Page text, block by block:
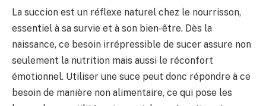
La succion est un réflexe naturel chez le nourrisson,
essentiel à sa survie et à son bien-être. Dès la
naissance, ce besoin irrépressible de sucer assure non
seulement la nutrition mais aussi le réconfort
émotionnel. Utiliser une suce peut donc répondre à ce
besoin de manière non alimentaire, ce qui pose les